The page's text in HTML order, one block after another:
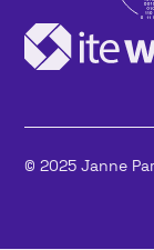
© 2025 Janne